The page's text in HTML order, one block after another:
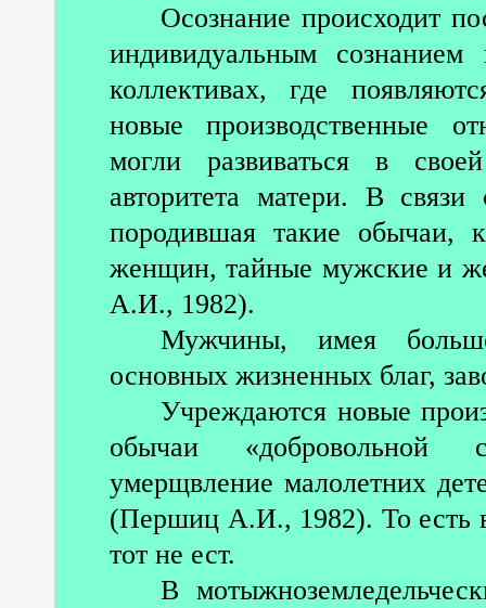
Осознание происходит
индивидуальным
коллективах, где
новые производственные
могли развиваться в
авторитета матери. В
породившая такие обычаи,
женщин, тайные мужские и
А.И., 1982).
Мужчины, имея
основных жизненных благ,
Учреждаются новые
обычаи «добровольной
умерщвление малолетних
(Першиц А.И., 1982). То есть
тот не ест.
В